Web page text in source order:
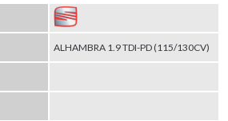
ALHAMBRA 1.9 TDI-PD (115/130CV)